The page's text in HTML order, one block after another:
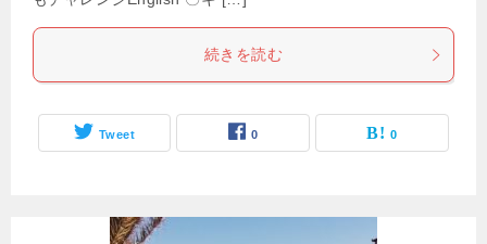
続きを読む
Tweet 0 0